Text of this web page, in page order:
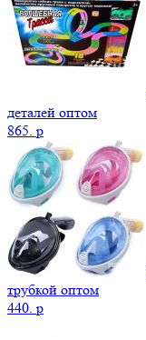
деталей оптом
865. p
трубкой оптом
440. p